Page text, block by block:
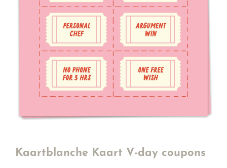
Kaartblanche Kaart V-day coupons